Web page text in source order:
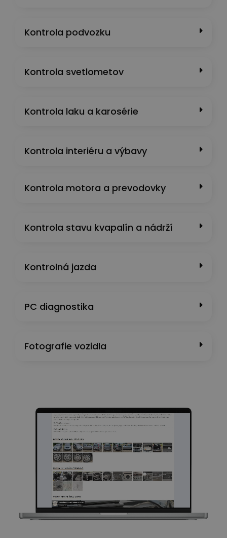
Kontrola podvozku
Kontrola svetlometov
Kontrola laku a karosérie
Kontrola interiéru a výbavy
Kontrola motora a prevodovky
Kontrola stavu kvapalín a nádrží
Kontrolná jazda
PC diagnostika
Fotografie vozidla